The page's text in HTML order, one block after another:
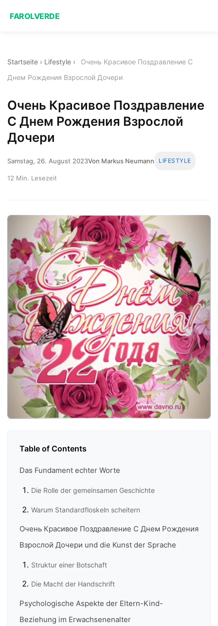
FAROLVERDE
Startseite › Lifestyle ›
Очень Красивое Поздравление С
Днем Рождения Взрослой Дочери
Очень Красивое Поздравление
С Днем Рождения Взрослой
Дочери
Samstag, 26. August 2023Von Markus Neumann LIFESTYLE
12 Min. Lesezeit
Table of Contents
Das Fundament echter Worte
Die Rolle der gemeinsamen Geschichte
Warum Standardfloskeln scheitern
Очень Красивое Поздравление С Днем Рождения
Взрослой Дочери und die Kunst der Sprache
Struktur einer Botschaft
Die Macht der Handschrift
Psychologische Aspekte der Eltern-Kind-
Beziehung im Erwachsenenalter